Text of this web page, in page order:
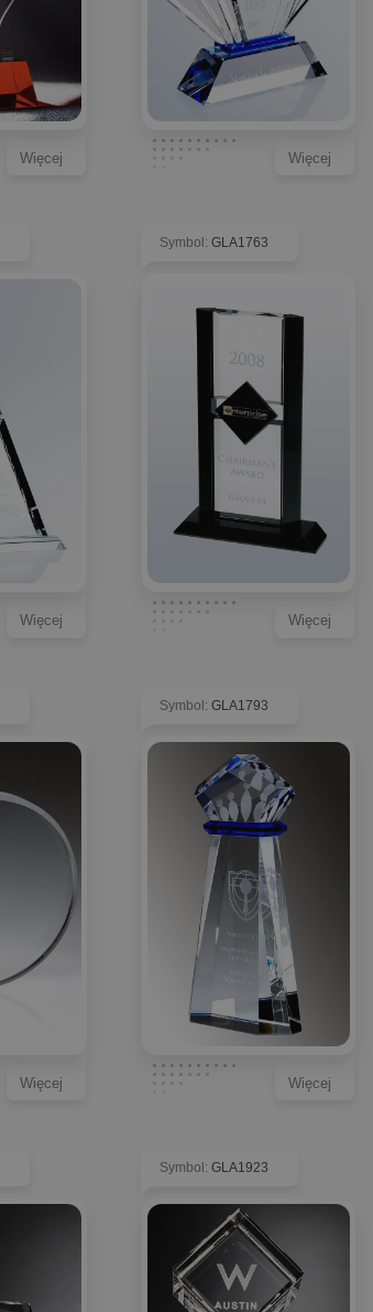
Więcej Więcej
Więcej
Symbol : GLA1763
Więcej
Więcej
Symbol: GLA1793
Więcej
Symbol: GLA1923